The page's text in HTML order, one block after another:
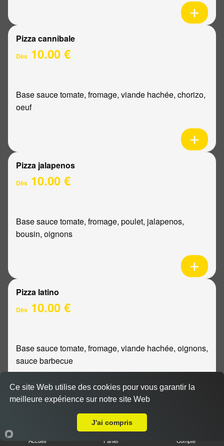
Pizza cannibale
Dès 10.00 €
Base sauce tomate, fromage, viande hachée, chorizo,
oeuf
Pizza jalapenos
Dès 10.00 €
Base sauce tomate, fromage, poulet, jalapenos,
bousin, oignons
Pizza latino
Dès 10.00 €
Base sauce tomate, fromage, viande hachée, oignons,
sauce barbecue
Accueil Panier Compte
Ce site Web utilise des cookies pour vous garantir la
meilleure expérience sur notre site Web
J'ai compris